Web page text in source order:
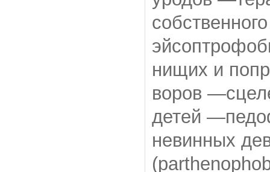
нищих и
воров
детей
невинных